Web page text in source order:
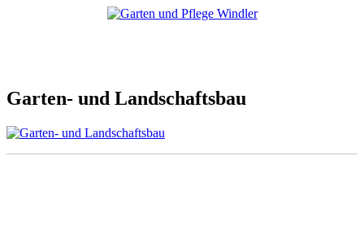
Garten- und Landschaftsbau